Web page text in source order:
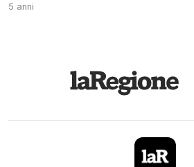
5 anni